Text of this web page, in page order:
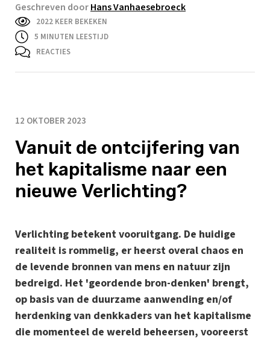
Geschreven doorHans Vanhaesebroeck
2022 KEER BEKEKEN
5 MINUTEN LEESTIJD
REACTIES
12 OKTOBER 2023
Vanuit de ontcijfering van
het kapitalisme naar een
nieuwe Verlichting?
Verlichting betekent vooruitgang. De huidige
realiteit is rommelig, er heerst overal chaos en
de levende bronnen van mens en natuur zijn
bedreigd. Het 'geordende bron-denken' brengt,
op basis van de duurzame aanwending en/of
herdenking van denkkaders van het kapitalisme
die momenteel de wereld beheersen, vooreerst